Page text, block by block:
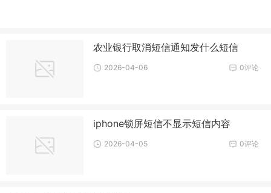
农业银行取消短信通知发什么短信
0评论
2026-04-06
iphone锁屏短信不显示短信内容
0评论
2026-04-05